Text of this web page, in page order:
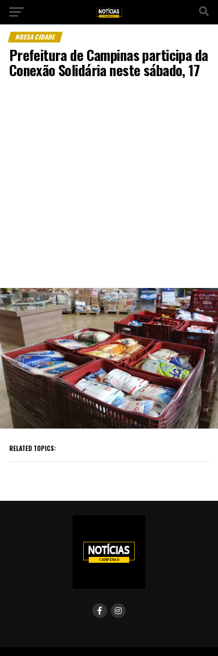
NOSSA CIDADE
Prefeitura de Campinas participa da
Conexão Solidária neste sábado, 17
RELATED TOPICS: